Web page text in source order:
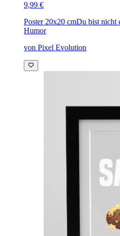
9,99 €
Poster 20x20 cmDu bist nicht
Humor
von Pixel Evolution